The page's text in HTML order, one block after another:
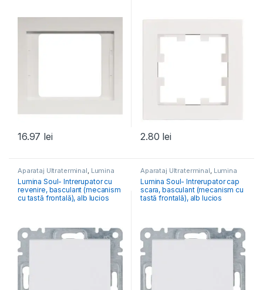
16.97 lei 2.80 lei
Aparataj Ultraterminal, Lumina
Lumina Soul- Intrerupator cu
revenire, basculant (mecanism
cu tastă frontală), alb lucios
Aparataj Ultraterminal, Lumina
Lumina Soul- Intrerupator cap
scara, basculant (mecanism cu
tastă frontală), alb lucios